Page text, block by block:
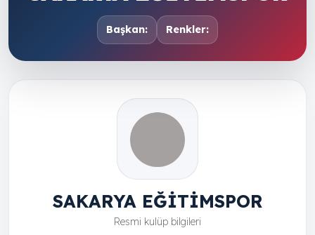
Başkan: Renkler:
SAKARYA EĞİTİMSPOR
Resmi kulüp bilgileri